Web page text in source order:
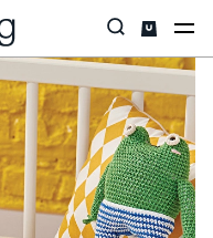
Pocket Yay Copola